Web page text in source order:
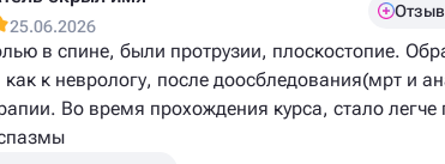
25.06.2026
в спине, были протрузии, плоскостопие.
к неврологу, после доосбледования(мрт и
Во время прохождения курса, стало легче